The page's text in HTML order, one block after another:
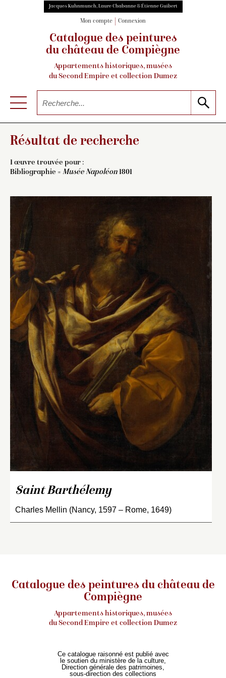
Jacques Kuhnmunch, Laure Chabanne & Étienne Guibert
Mon compte Connexion
Catalogue des peintures
du château de Compiègne
Appartements historiques, musées
du Second Empire et collection Dumez
Résultat de recherche
1 œuvre trouvée pour :
Bibliographie = Musée Napoléon1801
Saint Barthélemy
Charles Mellin (Nancy, 1597 – Rome, 1649)
Catalogue des peintures du château de
Compiègne
Appartements historiques, musées
du Second Empire et collection Dumez
Ce catalogue raisonné est publié avec
le soutien du ministère de la culture,
Direction générale des patrimoines,
sous-direction des collections